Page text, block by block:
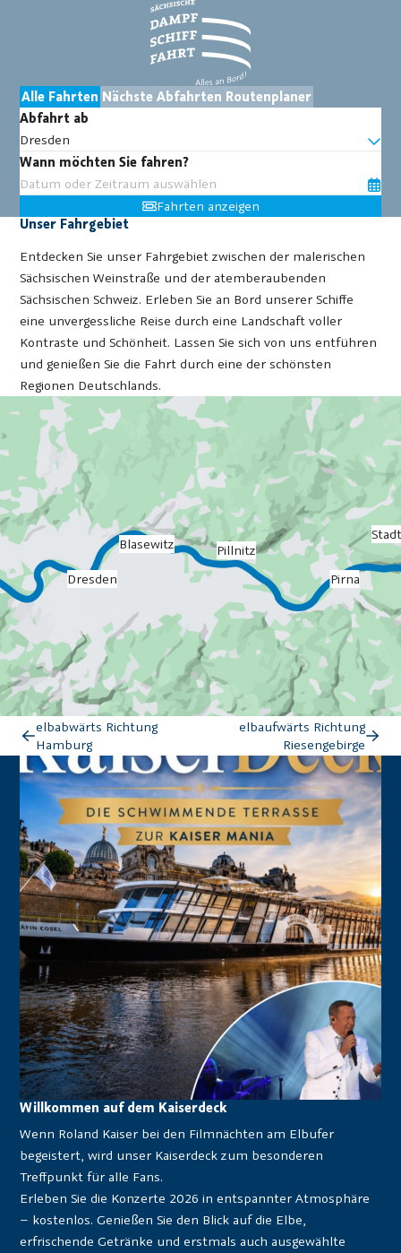
Alle Fahrten Nächste Abfahrten Routenplaner
Abfahrt ab
Dresden
Wann möchten Sie fahren?
Fahrten anzeigen
Unser Fahrgebiet
Entdecken Sie unser Fahrgebiet zwischen der malerischen
Sächsischen Weinstraße und der atemberaubenden
Sächsischen Schweiz. Erleben Sie an Bord unserer Schiffe
eine unvergessliche Reise durch eine Landschaft voller
Kontraste und Schönheit. Lassen Sie sich von uns entführen
und genießen Sie die Fahrt durch eine der schönsten
Regionen Deutschlands.
Dresden
Blasewitz
Pillnitz
Pirna
elbabwärts Richtung
Hamburg
elbaufwärts Richtung
Riesengebirge
Willkommen auf dem Kaiserdeck
Wenn Roland Kaiser bei den Filmnächten am Elbufer
begeistert, wird unser Kaiserdeck zum besonderen
Treffpunkt für alle Fans.
Erleben Sie die Konzerte 2026 in entspannter Atmosphäre
– kostenlos. Genießen Sie den Blick auf die Elbe,
erfrischende Getränke und erstmals auch ausgewählte